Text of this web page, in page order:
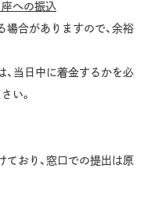
への振込
場合がありますので、余裕
、当日中に着金するかを必
い。
ており、窓口での提出は原